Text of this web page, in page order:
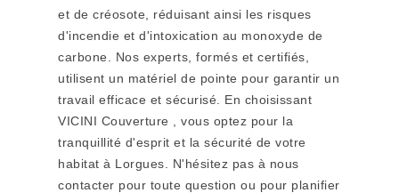
et de créosote, réduisant ainsi les risques
d'incendie et d'intoxication au monoxyde de
carbone. Nos experts, formés et certifiés,
utilisent un matériel de pointe pour garantir un
travail efficace et sécurisé. En choisissant
VICINI Couverture , vous optez pour la
tranquillité d'esprit et la sécurité de votre
habitat à Lorgues. N'hésitez pas à nous
contacter pour toute question ou pour planifier